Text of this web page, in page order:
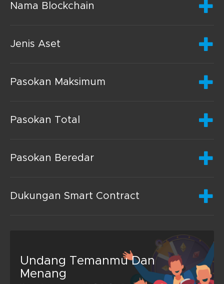
Nama Blockchain
Jenis Aset
Pasokan Maksimum
Pasokan Total
Pasokan Beredar
Dukungan Smart Contract
Undang Temanmu Dan
Menang